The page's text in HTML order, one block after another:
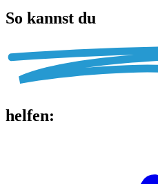
So kannst du
helfen: